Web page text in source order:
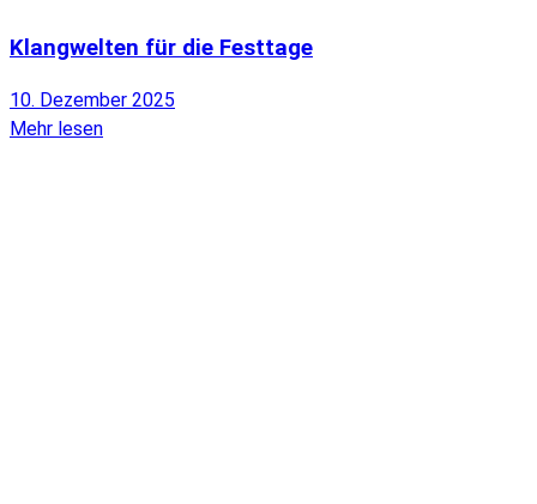
Klangwelten für die Festtage
10. Dezember 2025
Mehr lesen